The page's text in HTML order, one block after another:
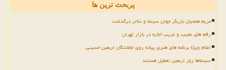
پربحث ترین ها
مریم همتیان بازیگر جوان سینما و تئاتر درگذشت
رقم های عجیب و غریب اجاره در بازار تهران
اعلام ویژه برنامه های هنری پیاده روی جاماندگان اربعین حسینی
سینماها روز اربعین تعطیل هستند